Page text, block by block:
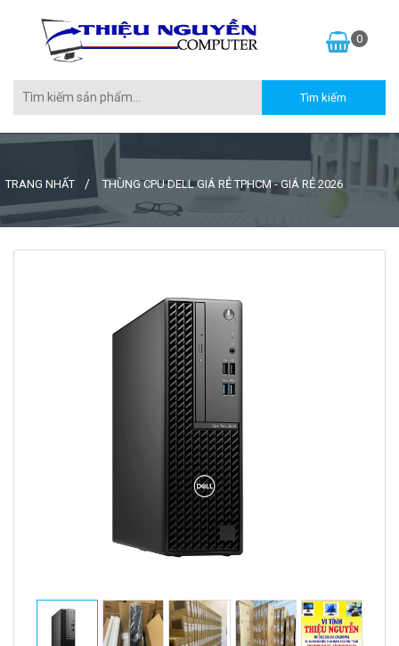
0
TRANG NHẤT THÙNG CPU DELL GIÁ RẺ TPHCM - GIÁ RẺ 2026